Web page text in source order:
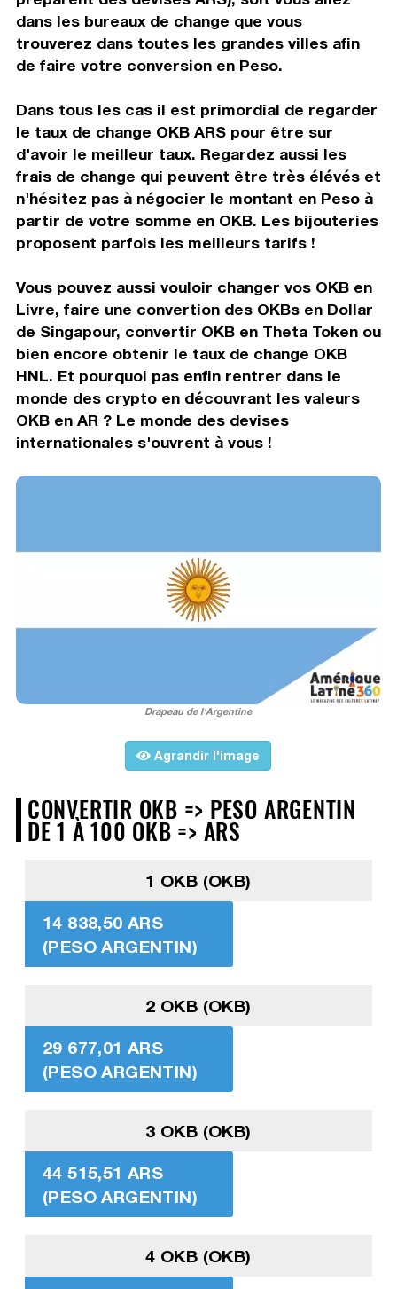
dans les bureaux de change que vous
trouverez dans toutes les grandes villes afin
de faire votre conversion en Peso.
Dans tous les cas il est primordial de regarder
le taux de change OKB ARS pour être sur
d'avoir le meilleur taux. Regardez aussi les
frais de change qui peuvent être très élévés et
n'hésitez pas à négocier le montant en Peso à
partir de votre somme en OKB. Les bijouteries
proposent parfois les meilleurs tarifs !
Vous pouvez aussi vouloir changer vos OKB en
Livre, faire une convertion des OKBs en Dollar
de Singapour, convertir OKB en Theta Token ou
bien encore obtenir le taux de change OKB
HNL. Et pourquoi pas enfin rentrer dans le
monde des crypto en découvrant les valeurs
OKB en AR ? Le monde des devises
internationales s'ouvrent à vous !
Drapeau de l'Argentine
Agrandir l'image
CONVERTIR OKB => PESO ARGENTIN
DE 1 À 100 OKB => ARS
1 OKB (OKB)
14 838,50 ARS
(PESO ARGENTIN)
2 OKB (OKB)
29 677,01 ARS
(PESO ARGENTIN)
3 OKB (OKB)
44 515,51 ARS
(PESO ARGENTIN)
4 OKB (OKB)